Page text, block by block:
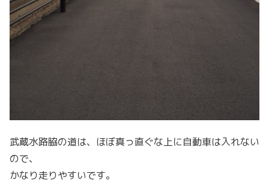
武蔵水路脇の道は、ほぼ真っ直ぐな上に自動車は入れない
ので、
かなり走りやすいです。